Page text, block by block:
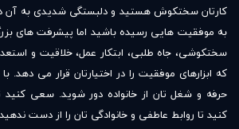
کارتان سختکوش هستید و دلبستگی شدیدی به آن
به موفقیت هایی رسیده باشید اما پیشرفت های
سختکوشی، جاه طلبی، ابتکار عمل، خلاقیت و
که ابزارهای موفقیت را در اختیارتان قرار می دهد.
حرفه و شغل تان از خانواده دور شوید. سعی کنید
کنید تا روابط عاطفی و خانوادگی تان را از دست